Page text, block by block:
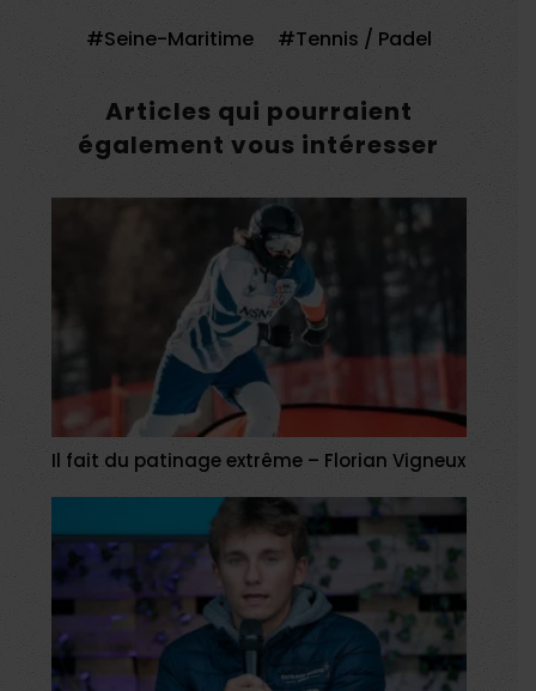
Seine-Maritime Tennis / Padel
Articles qui pourraient
également vous intéresser
Il fait du patinage extrême – Florian Vigneux